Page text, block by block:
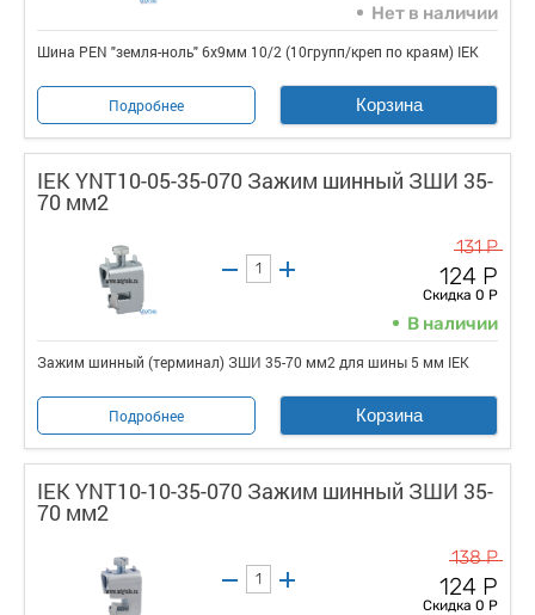
Нет в наличии
Шина PEN "земля-ноль" 6х9мм 10/2 (10групп/креп по краям) IEK
Подробнее Корзина
IEK YNT10-05-35-070 Зажим шинный ЗШИ 35-
70 мм2
131 Р
124 Р
Скидка 0 Р
В наличии
Зажим шинный (терминал) ЗШИ 35-70 мм2 для шины 5 мм IEK
Подробнее Корзина
IEK YNT10-10-35-070 Зажим шинный ЗШИ 35-
70 мм2
138 Р
124 Р
Скидка 0 Р